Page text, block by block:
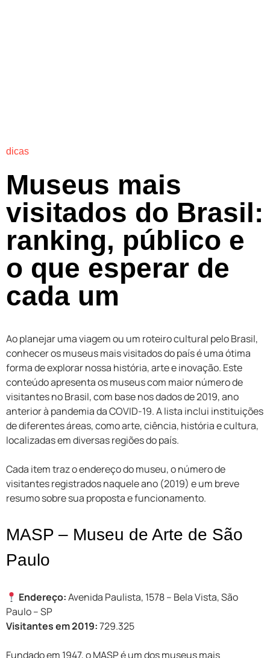
dicas
Museus mais
visitados do Brasil:
ranking, público e
o que esperar de
cada um
Ao planejar uma viagem ou um roteiro cultural pelo Brasil,
conhecer os museus mais visitados do país é uma ótima
forma de explorar nossa história, arte e inovação. Este
conteúdo apresenta os museus com maior número de
visitantes no Brasil, com base nos dados de 2019, ano
anterior à pandemia da COVID-19. A lista inclui instituições
de diferentes áreas, como arte, ciência, história e cultura,
localizadas em diversas regiões do país.
Cada item traz o endereço do museu, o número de
visitantes registrados naquele ano (2019) e um breve
resumo sobre sua proposta e funcionamento.
MASP – Museu de Arte de São
Paulo
Endereço:Avenida Paulista, 1578 – Bela Vista, São
Paulo – SP
Visitantes em 2019:729.325
Fundado em 1947, o MASP é um dos museus mais